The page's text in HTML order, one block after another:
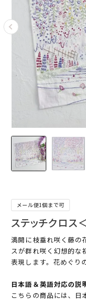
メール便1個まで可
ステッチクロス
満開に枝垂れ咲く藤の
スが群れ咲く幻想的な
表現します。花めぐり
日本語＆英語対応の説
こちらの商品には、日